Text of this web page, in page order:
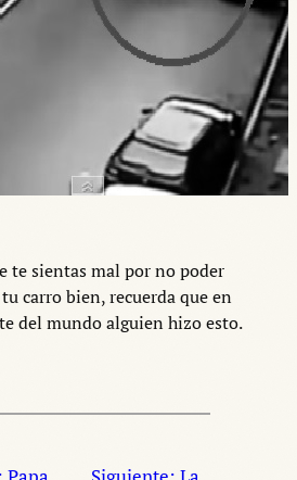
te sientas mal por no poder
carro bien, recuerda que en
del mundo alguien hizo esto.